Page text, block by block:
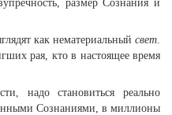
размер Сознания и
как нематериальный свет.
рая, кто в настоящее время
надо становиться реально
Сознаниями, в миллионы